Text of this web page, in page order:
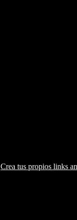
Crea tus propios links